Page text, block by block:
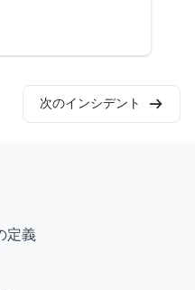
次のインシデント
定義